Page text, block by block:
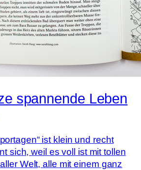
spannende Leben
ist klein und recht
sich, weil es voll ist mit tollen
Welt, alle mit einem ganz